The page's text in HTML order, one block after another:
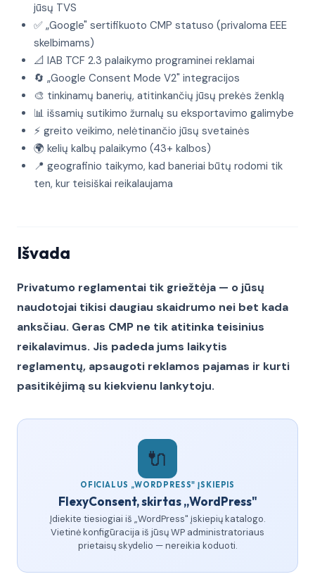
jūsų TVS
✅ „Google" sertifikuoto CMP statuso (privaloma EEE
skelbimams)
📐 IAB TCF 2.3 palaikymo programinei reklamai
🔄 „Google Consent Mode V2" integracijos
🎨 tinkinamų banerių, atitinkančių jūsų prekės ženklą
📊 išsamių sutikimo žurnalų su eksportavimo galimybe
⚡ greito veikimo, nelėtinančio jūsų svetainės
🌍 kelių kalbų palaikymo (43+ kalbos)
📍 geografinio taikymo, kad baneriai būtų rodomi tik
ten, kur teisiškai reikalaujama
Išvada
Privatumo reglamentai tik griežtėja — o jūsų
naudotojai tikisi daugiau skaidrumo nei bet kada
anksčiau. Geras CMP ne tik atitinka teisinius
reikalavimus. Jis padeda jums laikytis
reglamentų, apsaugoti reklamos pajamas ir kurti
pasitikėjimą su kiekvienu lankytoju.
🔌
OFICIALUS „WORDPRESS" ĮSKIEPIS
FlexyConsent, skirtas „WordPress"
Įdiekite tiesiogiai iš „WordPress" įskiepių katalogo.
Vietinė konfigūracija iš jūsų WP administratoriaus
prietaisų skydelio — nereikia koduoti.